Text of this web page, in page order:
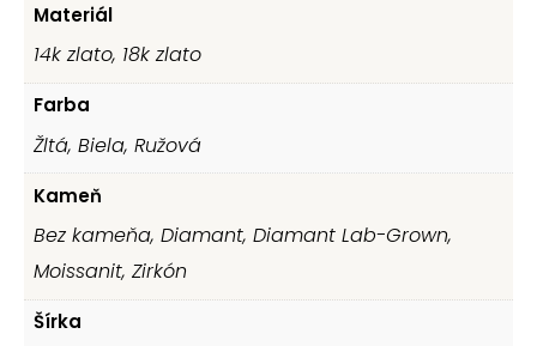
Materiál
14k zlato, 18k zlato
Farba
Žltá, Biela, Ružová
Kameň
Bez kameňa, Diamant, Diamant Lab-Grown,
Moissanit, Zirkón
Šírka